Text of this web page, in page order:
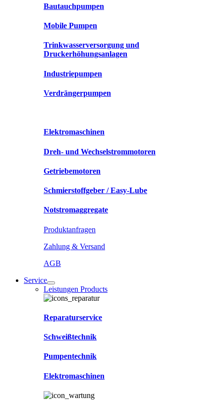
Bautauchpumpen
Mobile Pumpen
Trinkwasserversorgung und
Druckerhöhungsanlagen
Industriepumpen
Verdrängerpumpen
Elektromaschinen
Dreh- und Wechselstrommotoren
Getriebemotoren
Schmierstoffgeber / Easy-Lube
Notstromaggregate
Produktanfragen
Zahlung & Versand
AGB
Service
Leistungen Products
Reparaturservice
Schweißtechnik
Pumpentechnik
Elektromaschinen